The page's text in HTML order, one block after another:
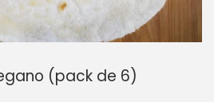
(pack de 6)